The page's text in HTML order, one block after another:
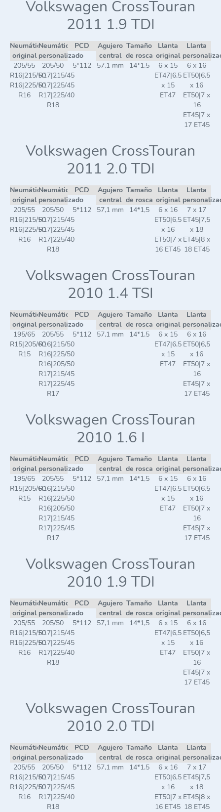
Volkswagen CrossTouran
2011 1.9 TDI
Neumático
original
Neumático
personalizado
PCD
Agujero
central
Tamaño
de rosca
Llanta
original
Llanta
205/55
R16|215/50
R16|225/50
R16
205/50
R17|215/45
R17|225/45
R17|225/40
R18
5*112 57,1 mm 14*1,5
6 x 15
ET47|6,5
x 15
ET47
6 x 16
ET50|6,5
x 16
ET50|7 x
16
ET45|7 x
17 ET45
Volkswagen CrossTouran
2011 2.0 TDI
Neumático
original
Neumático
personalizado
PCD
Agujero
central
Tamaño
de rosca
Llanta
original
Llanta
205/55
R16|215/50
R16|225/50
R16
205/50
R17|215/45
R17|225/45
R17|225/40
R18
5*112 57,1 mm 14*1,5
6 x 16
ET50|6,5
x 16
ET50|7 x
16 ET45
7 x 17
ET45|7,5
x 18
ET45|8 x
18 ET45
Volkswagen CrossTouran
2010 1.4 TSI
Neumático
original
Neumático
personalizado
PCD
Agujero
central
Tamaño
de rosca
Llanta
original
Llanta
195/65
R15|205/60
R15
205/55
R16|215/50
R16|225/50
R16|205/50
R17|215/45
R17|225/45
R17
5*112 57,1 mm 14*1,5
6 x 15
ET47|6,5
x 15
ET47
6 x 16
ET50|6,5
x 16
ET50|7 x
16
ET45|7 x
17 ET45
Volkswagen CrossTouran
2010 1.6 I
Neumático
original
Neumático
personalizado
PCD
Agujero
central
Tamaño
de rosca
Llanta
original
Llanta
195/65
R15|205/60
R15
205/55
R16|215/50
R16|225/50
R16|205/50
R17|215/45
R17|225/45
R17
5*112 57,1 mm 14*1,5
6 x 15
ET47|6,5
x 15
ET47
6 x 16
ET50|6,5
x 16
ET50|7 x
16
ET45|7 x
17 ET45
Volkswagen CrossTouran
2010 1.9 TDI
Neumático
original
Neumático
personalizado
PCD
Agujero
central
Tamaño
de rosca
Llanta
original
Llanta
205/55
R16|215/50
R16|225/50
R16
205/50
R17|215/45
R17|225/45
R17|225/40
R18
5*112 57,1 mm 14*1,5
6 x 15
ET47|6,5
x 15
ET47
6 x 16
ET50|6,5
x 16
ET50|7 x
16
ET45|7 x
17 ET45
Volkswagen CrossTouran
2010 2.0 TDI
Neumático
original
Neumático
personalizado
PCD
Agujero
central
Tamaño
de rosca
Llanta
original
Llanta
205/55
R16|215/50
R16|225/50
R16
205/50
R17|215/45
R17|225/45
R17|225/40
R18
5*112 57,1 mm 14*1,5
6 x 16
ET50|6,5
x 16
ET50|7 x
16 ET45
7 x 17
ET45|7,5
x 18
ET45|8 x
18 ET45